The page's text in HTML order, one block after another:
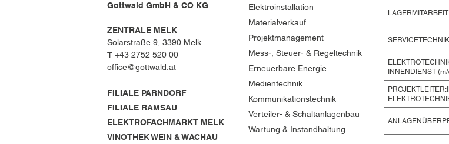
Gottwald GmbH & CO KG
ZENTRALE MELK
Solarstraße 9, 3390 Melk
T +43 2752 520 00
office@gottwald.at
FILIALE PARNDORF
FILIALE RAMSAU
ELEKTROFACHMARKT MELK
VINOTHEK WEIN & WACHAU
Elektroinstallation
Materialverkauf
Projektmanagement
Mess-, Steuer- & Regeltechnik
Erneuerbare Energie
Medientechnik
Kommunikationstechnik
Verteiler- & Schaltanlagenbau
Wartung & Instandhaltung
INNENDIENST